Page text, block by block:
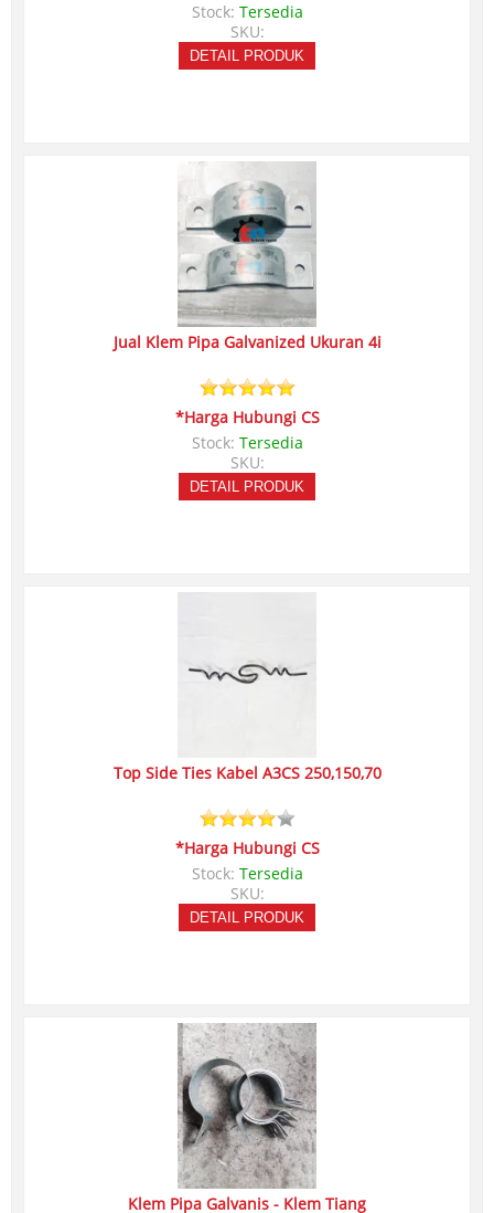
Stock: Tersedia
SKU:
DETAIL PRODUK
Jual Klem Pipa Galvanized Ukuran 4i
*Harga Hubungi CS
Stock: Tersedia
SKU:
DETAIL PRODUK
Top Side Ties Kabel A3CS 250,150,70
*Harga Hubungi CS
Stock: Tersedia
SKU:
DETAIL PRODUK
Klem Pipa Galvanis - Klem Tiang